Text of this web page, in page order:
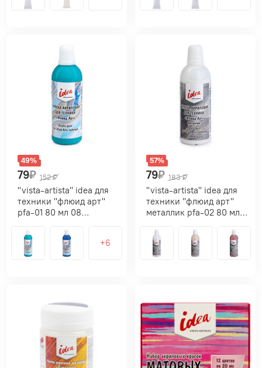
49%
79₽ 152₽
"vista-artista" idea для
техники "флюид арт"
pfa-01 80 мл 08
57%
79₽ 183₽
"vista-artista" idea для
техники "флюид арт"
металлик pfa-02 80 мл